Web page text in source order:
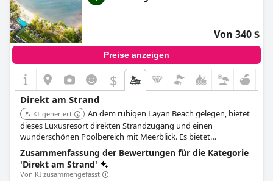
Von 340 $
Preise anzeigen
$
Direkt am Strand
KI-generiert
An dem ruhigen Layan Beach gelegen, bietet
dieses Luxusresort direkten Strandzugang und einen
wunderschönen Poolbereich mit Meerblick. Es bietet
verschiedene Freizeitaktivitäten, darunter Wassersport direkt
vom Strand aus, private Poolvillen und Restaurants direkt am
Strand.
Zusammenfassung der Bewertungen für die Kategorie
'Direkt am Strand'
Von KI zusammengefasst